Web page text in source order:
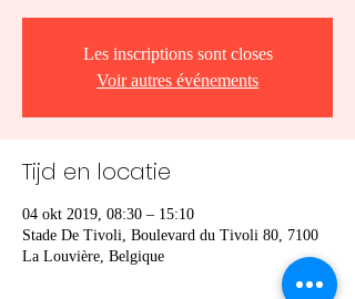
Les inscriptions sont closes
Voir autres événements
Tijd en locatie
04 okt 2019, 08:30 – 15:10
Stade De Tivoli, Boulevard du Tivoli 80, 7100
La Louvière, Belgique